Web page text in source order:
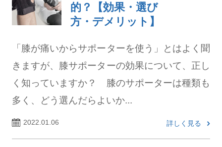
的？【効果・選び
方・デメリット】
「膝が痛いからサポーターを使う」とはよく聞
きますが、膝サポーターの効果について、正し
く知っていますか？ 膝のサポーターは種類も
多く、どう選んだらよいか...
2022.01.06 詳しく見る